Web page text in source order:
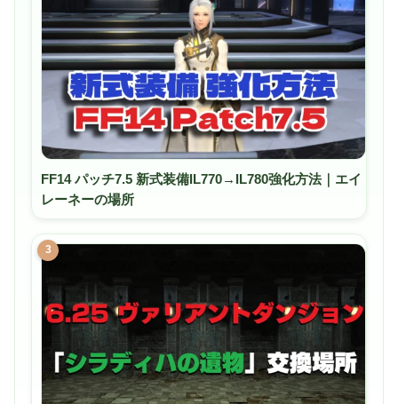
FF14 パッチ7.5 新式装備IL770→IL780強化方法｜エイ
レーネーの場所
3